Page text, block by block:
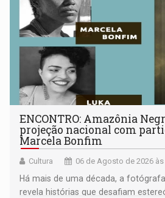
ENCONTRO: Amazônia
projeção nacional com
Marcela Bonfim
Cultura 06 de Agosto de 2026 às
Há mais de uma década, a
revela histórias que desafiam